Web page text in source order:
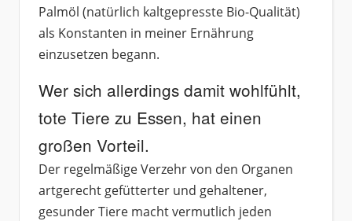
Palmöl (natürlich kaltgepresste Bio-Qualität)
als Konstanten in meiner Ernährung
einzusetzen begann.
Wer sich allerdings damit wohlfühlt,
tote Tiere zu Essen, hat einen
großen Vorteil.
Der regelmäßige Verzehr von den Organen
artgerecht gefütterter und gehaltener,
gesunder Tiere macht vermutlich jeden